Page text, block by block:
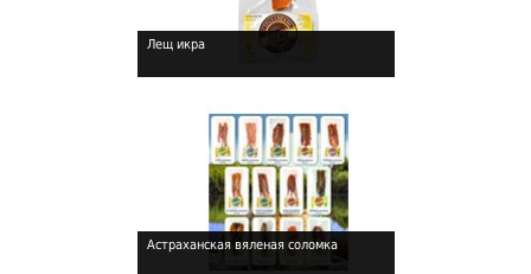
Лещ икра
Астраханская вяленая соломка